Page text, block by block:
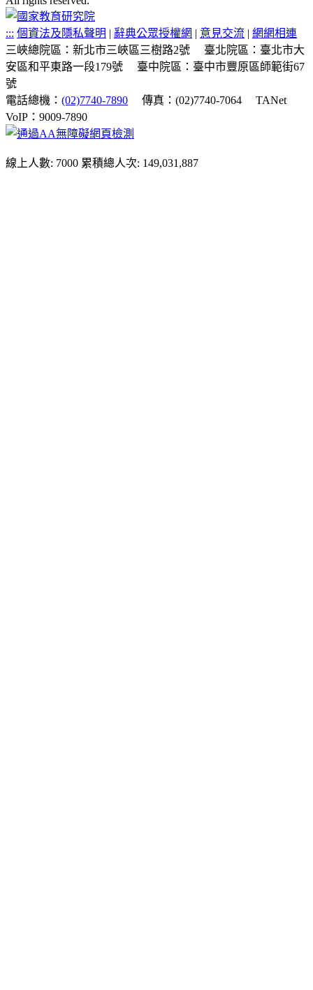
::: 個資法及隱私聲明 | 辭典公眾授權網 | 意見交流 | 網網相連
三峽總院區：新北市三峽區三樹路2號
臺北院區：臺北市大
安區和平東路一段179號
臺中院區：臺中市豐原區師範街67
號
電話總機： (02)7740-7890 傳真：(02)7740-7064
TANet
VoIP：9009-7890
線上人數: 7000 累積總人次: 149,031,887